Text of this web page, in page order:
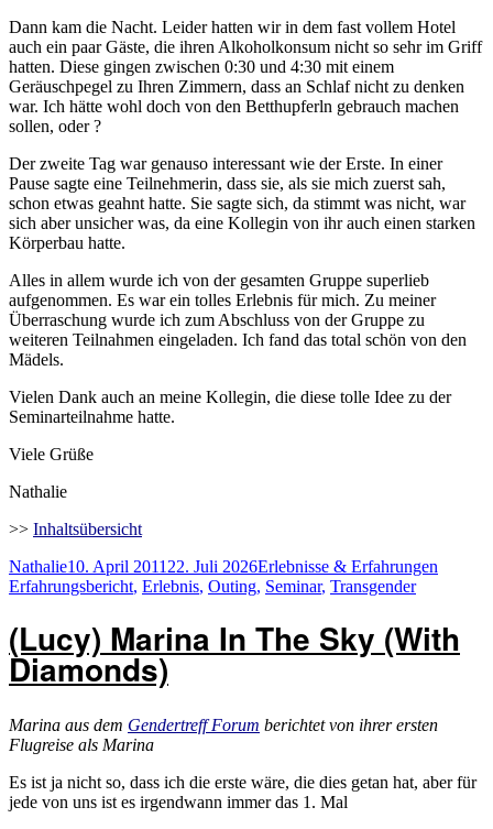
Dann kam die Nacht. Leider hatten wir in dem fast vollem Hotel
auch ein paar Gäste, die ihren Alkoholkonsum nicht so sehr im Griff
hatten. Diese gingen zwischen 0:30 und 4:30 mit einem
Geräuschpegel zu Ihren Zimmern, dass an Schlaf nicht zu denken
war. Ich hätte wohl doch von den Betthupferln gebrauch machen
sollen, oder ?
Der zweite Tag war genauso interessant wie der Erste. In einer
Pause sagte eine Teilnehmerin, dass sie, als sie mich zuerst sah,
schon etwas geahnt hatte. Sie sagte sich, da stimmt was nicht, war
sich aber unsicher was, da eine Kollegin von ihr auch einen starken
Körperbau hatte.
Alles in allem wurde ich von der gesamten Gruppe superlieb
aufgenommen. Es war ein tolles Erlebnis für mich. Zu meiner
Überraschung wurde ich zum Abschluss von der Gruppe zu
weiteren Teilnahmen eingeladen. Ich fand das total schön von den
Mädels.
Vielen Dank auch an meine Kollegin, die diese tolle Idee zu der
Seminarteilnahme hatte.
Viele Grüße
Nathalie
>> Inhaltsübersicht
Autor
NathalieVeröffentlicht
am
10. April 2011 22. Juli 2026Kategorien
Erlebnisse & Erfahrungen
Erfahrungsbericht, Erlebnis, Outing, Seminar, Transgender
(Lucy) Marina In The Sky (With
Diamonds)
Marina aus dem Gendertreff Forum berichtet von ihrer ersten
Flugreise als Marina
Es ist ja nicht so, dass ich die erste wäre, die dies getan hat, aber für
jede von uns ist es irgendwann immer das 1. Mal